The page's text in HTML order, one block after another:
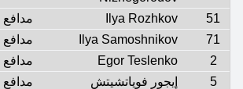
51
Ilya Rozhkov
مدافع
71
Ilya Samoshnikov
مدافع
2
Egor Teslenko
مدافع
5
إيجور فوياتشيتش
مدافع